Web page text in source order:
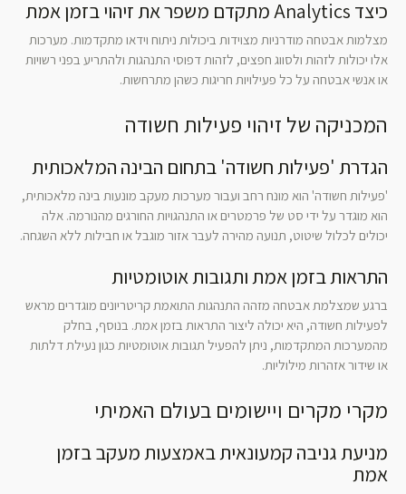
כיצד Analytics מתקדם משפר את זיהוי בזמן אמת
מצלמות אבטחה מודרניות מצוידות ביכולות ניתוח וידאו מתקדמות. מערכות
אלו יכולות לזהות ולסווג חפצים, לזהות דפוסי התנהגות ולהתריע בפני רשויות
או אנשי אבטחה על כל פעילויות חריגות כשהן מתרחשות.
המכניקה של זיהוי פעילות חשודה
הגדרת 'פעילות חשודה' בתחום הבינה המלאכותית
'פעילות חשודה' הוא מונח רחב ועבור מערכות מעקב מונעות בינה מלאכותית,
הוא מוגדר על ידי סט של פרמטרים או התנהגויות החורגים מהנורמה. אלה
יכולים לכלול שיטוט, תנועה מהירה לעבר אזור מוגבל או חבילות ללא השגחה.
התראות בזמן אמת ותגובות אוטומטיות
ברגע שמצלמת אבטחה מזהה התנהגות התואמת קריטריונים מוגדרים מראש
לפעילות חשודה, היא יכולה ליצור התראות בזמן אמת. בנוסף, בחלק
מהמערכות המתקדמות, ניתן להפעיל תגובות אוטומטיות כגון נעילת דלתות
או שידור אזהרות מילוליות.
מקרי מקרים ויישומים בעולם האמיתי
מניעת גניבה קמעונאית באמצעות מעקב בזמן
אמת